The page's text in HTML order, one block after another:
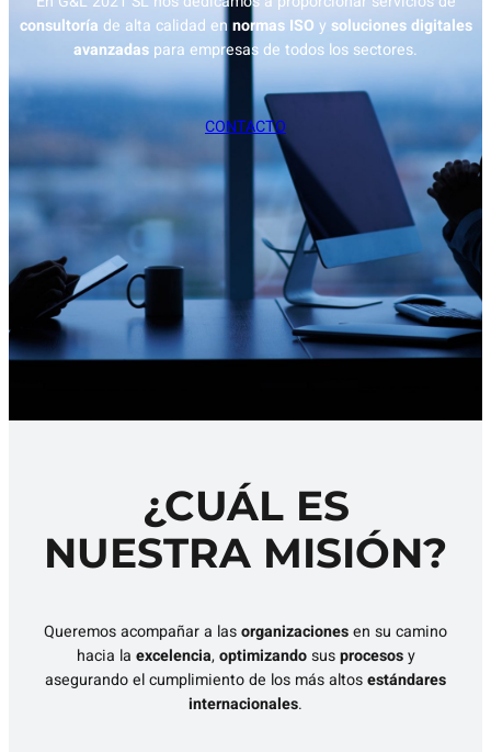
consultoría de alta calidad en normas ISO y soluciones digitales
avanzadas para empresas de todos los sectores.
CONTACTO
¿CUÁL ES
NUESTRA MISIÓN?
Queremos acompañar a lasorganizacionesen su camino
hacia la excelencia,optimizandosusprocesosy
asegurando el cumplimiento de los más altosestándares
internacionales.